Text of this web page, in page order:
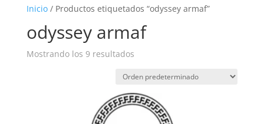
Inicio/ Productos etiquetados “odyssey armaf”
odyssey armaf
Mostrando los 9 resultados